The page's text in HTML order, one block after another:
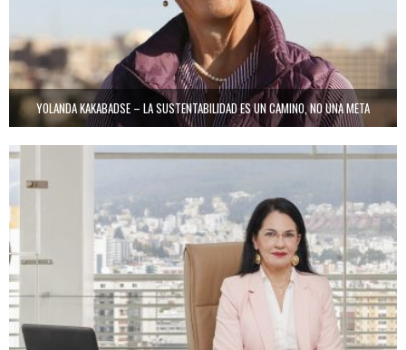
YOLANDA KAKABADSE – LA SUSTENTABILIDAD ES UN CAMINO, NO UNA META